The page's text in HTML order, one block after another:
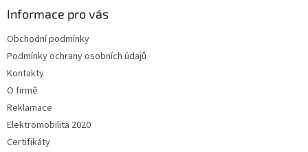
Informace pro vás
Obchodní podmínky
Podmínky ochrany osobních údajů
Kontakty
O firmě
Reklamace
Elektromobilita 2020
Certifikáty